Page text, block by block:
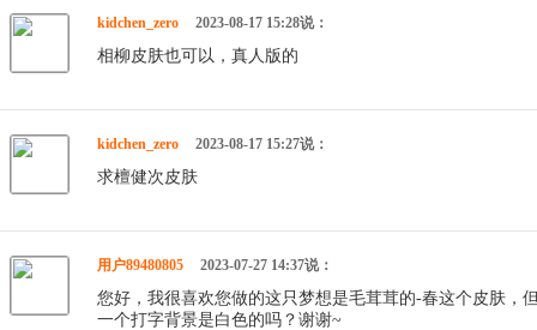
kidchen_zero 2023-08-17 15:28说：
相柳皮肤也可以，真人版的
kidchen_zero 2023-08-17 15:27说：
求檀健次皮肤
用户89480805 2023-07-27 14:37说：
您好，我很喜欢您做的这只梦想是毛茸茸的-春这个皮肤，
一个打字背景是白色的吗？谢谢~